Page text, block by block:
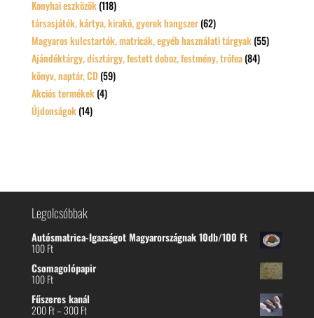
Konyhai eszközök (118)
társasjáték, kártya, kirakó, gyerek hangszer (62)
Magyaros kulcstartók, matricák, egyéb használati tárgyak (55)
Ajándéktárgy, dísztárgy, festett doboz, festmény, trófea (84)
könyv, naptár, CD (59)
Akciós termékek (4)
Újdonságok (14)
Legolcsóbbak
Autósmatrica-Igazságot Magyarországnak 10db/100 Ft
100Ft
Csomagolópapir
100Ft
Fűszeres kanál
200Ft–300FtÁrtartomány: